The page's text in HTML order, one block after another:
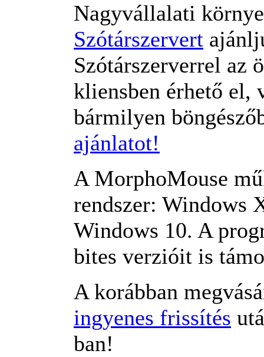
Nagyvállalati
Szótárszervert
Szótárszerverrel az
kliensben érhető el,
bármilyen
ajánlatot!
A MorphoMouse
rendszer: Windows
Windows 10. A
bites verzióit is
A korábban
ingyenes frissítés
ban!